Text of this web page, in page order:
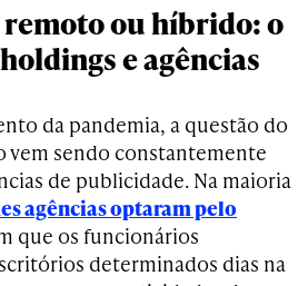
ou híbrido: o
e agências
da pandemia, a questão do
vem sendo constantemente
de publicidade. Na maioria
agências optaram pelo
que os funcionários
determinados dias na